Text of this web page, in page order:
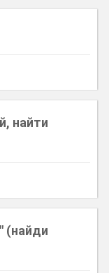
найти
(найди